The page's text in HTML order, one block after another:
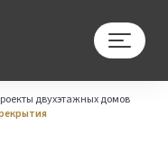
Меню
двухэтажных домов